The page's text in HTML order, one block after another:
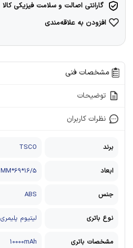
گارانتی اصالت و سلامت فیزیکی کالا
افزودن به علاقه‌مندی
مشخصات فنی
توضیحات
نظرات کاربران
برند TSCO
ابعاد 16/5*69*141MM
جنس ABS
نوع باتری لیتیوم پلیمری
مشخصات باتری 10000mAh